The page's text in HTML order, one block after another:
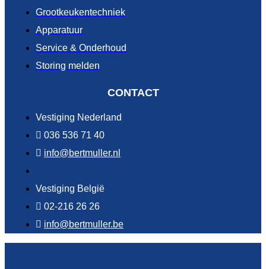
Grootkeukentechniek
Apparatuur
Service & Onderhoud
Storing melden
CONTACT
Vestiging Nederland
036 536 71 40
info@bertmuller.nl
Vestiging België
02-216 26 26
info@bertmuller.be